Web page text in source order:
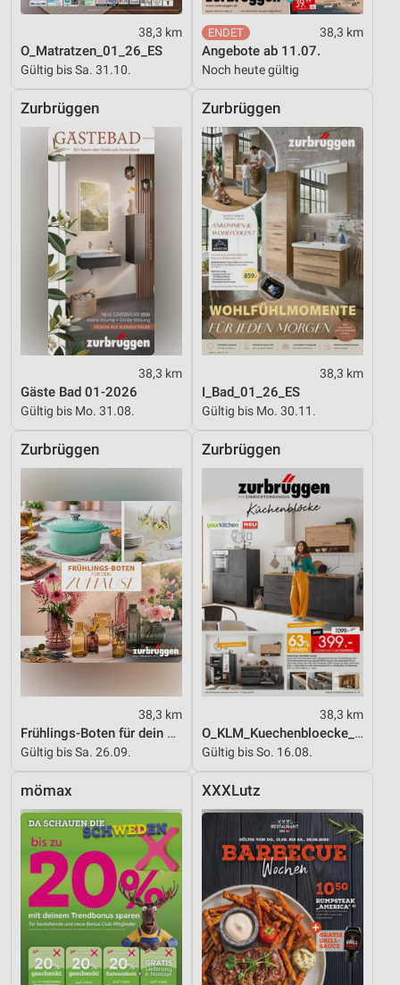
38,3 km
O_Matratzen_01_26_ES
Gültig bis Sa. 31.10.
38,3 km
Angebote ab 11.07.
Noch heute gültig
Zurbrüggen
38,3 km
Gäste Bad 01-2026
Gültig bis Mo. 31.08.
Zurbrüggen
38,3 km
I_Bad_01_26_ES
Gültig bis Mo. 30.11.
Zurbrüggen
38,3 km
Frühlings-Boten für dein Zuhause
Gültig bis Sa. 26.09.
Zurbrüggen
38,3 km
O_KLM_Kuechenbloecke_01_26_ES
Gültig bis So. 16.08.
mömax XXXLutz